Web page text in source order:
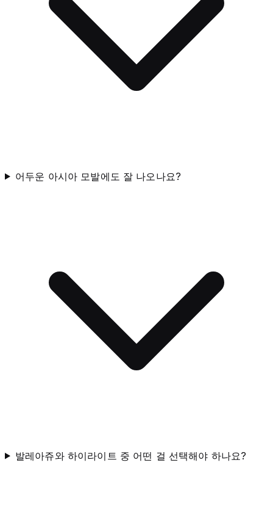
어두운 아시아 모발에도 잘 나오나요?
발레아쥬와 하이라이트 중 어떤 걸 선택해야 하나요?